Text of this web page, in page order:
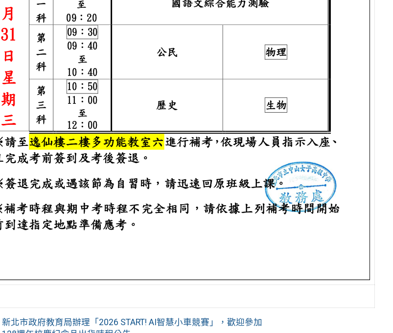
新北市政府教育局辦理「2026 START! AI智慧小車競賽」，歡迎參加